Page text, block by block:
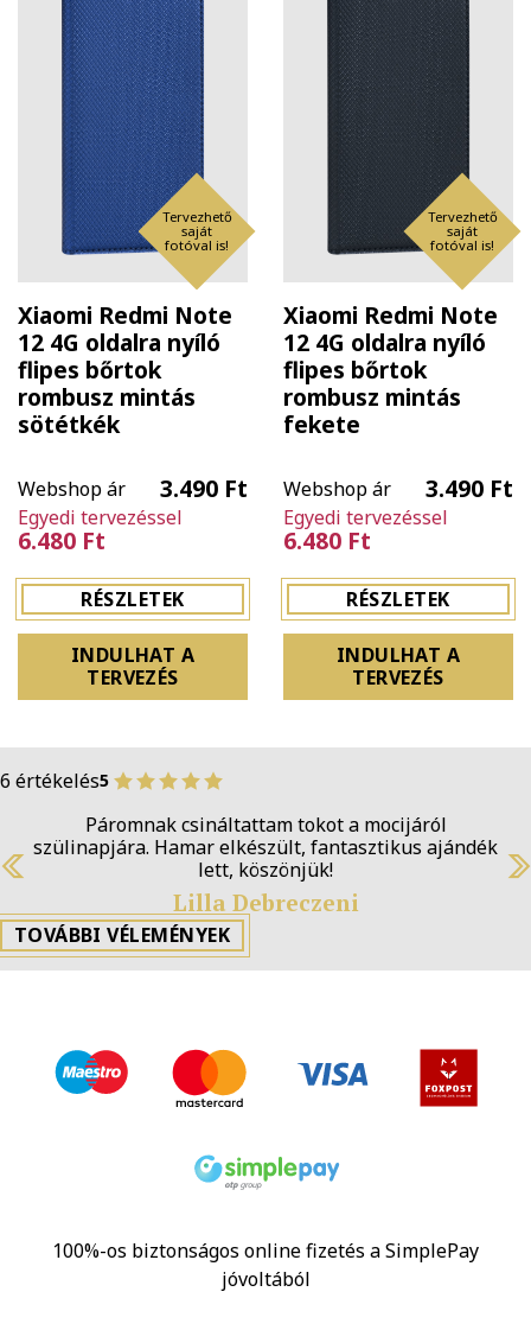
Tervezhető
saját
fotóval is!
Xiaomi Redmi Note
12 4G oldalra nyíló
flipes bőrtok
rombusz mintás
sötétkék
Webshop ár 3.490 Ft
Egyedi tervezéssel
6.480 Ft
RÉSZLETEK
INDULHAT A
TERVEZÉS
Tervezhető
saját
fotóval is!
Xiaomi Redmi Note
12 4G oldalra nyíló
flipes bőrtok
rombusz mintás
fekete
Webshop ár 3.490 Ft
Egyedi tervezéssel
6.480 Ft
RÉSZLETEK
INDULHAT A
TERVEZÉS
6 értékelés5
Páromnak csináltattam tokot a mocijáról
szülinapjára. Hamar elkészült, fantasztikus ajándék
lett, köszönjük!
Lilla Debreczeni
Previous
TOVÁBBI VÉLEMÉNYEK
100%-os biztonságos online fizetés a SimplePay
jóvoltából